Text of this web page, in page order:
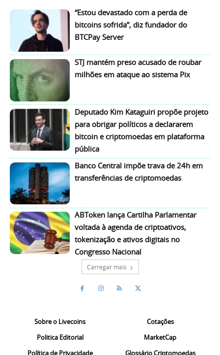
“Estou devastado com a perda de
bitcoins sofrida”, diz fundador do
BTCPay Server
STJ mantém preso acusado de roubar
milhões em ataque ao sistema Pix
Deputado Kim Kataguiri propõe projeto
para obrigar políticos a declararem
bitcoin e criptomoedas em plataforma
pública
Banco Central impõe trava de 24h em
transferências de criptomoedas
ABToken lança Cartilha Parlamentar
voltada à agenda de criptoativos,
tokenização e ativos digitais no
Congresso Nacional
Carregar mais
Sobre o Livecoins
Politica Editorial
Política de Privacidade
Cotações
MarketCap
Glossário Criptomoedas